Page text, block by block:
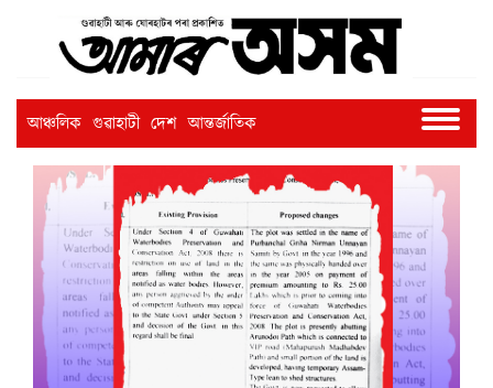
আঞ্চলিক গুৱাহাটী দেশ আন্তৰ্জাতিক